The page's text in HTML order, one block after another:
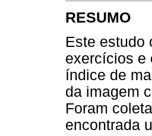
RESUMO
Este estudo
exercícios e
índice de
da imagem
Foram
encontrada